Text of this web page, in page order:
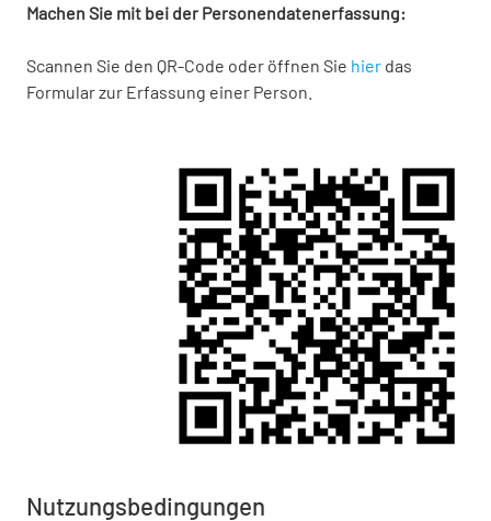
Machen Sie mit bei der Personendatenerfassung:
Scannen Sie den QR-Code oder öffnen Sie hier das
Formular zur Erfassung einer Person.
Nutzungsbedingungen